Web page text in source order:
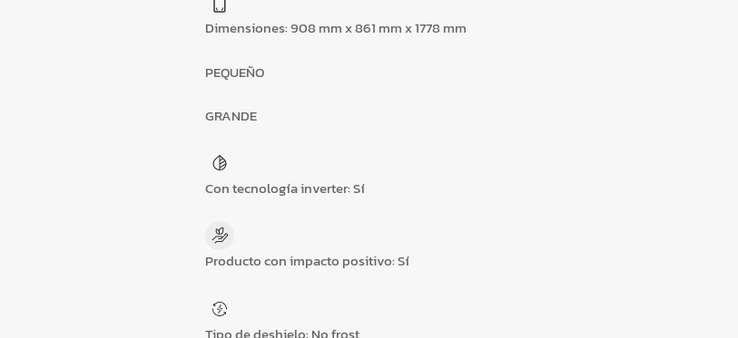
Dimensiones:908 mm x 861 mm x 1778 mm
PEQUEÑO
GRANDE
Con tecnología inverter:Sí
Producto con impacto positivo:Sí
Tipo de deshielo: No frost